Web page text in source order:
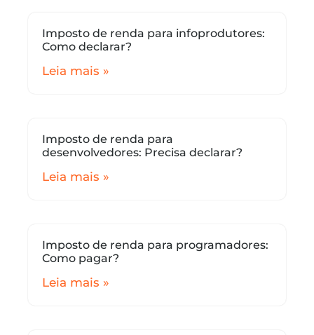
Imposto de renda para infoprodutores:
Como declarar?
Leia mais »
Imposto de renda para
desenvolvedores: Precisa declarar?
Leia mais »
Imposto de renda para programadores:
Como pagar?
Leia mais »